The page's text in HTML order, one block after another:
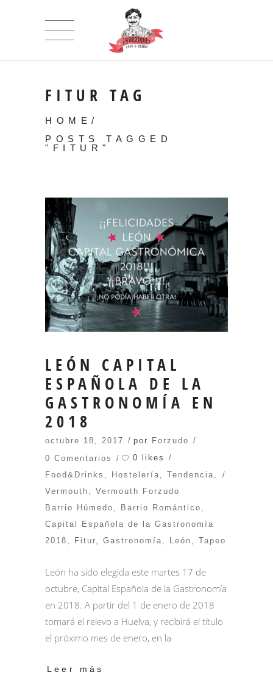
FITUR TAG
HOME /
POSTS TAGGED
"FITUR"
LEÓN CAPITAL
ESPAÑOLA DE LA
GASTRONOMÍA EN
2018
octubre 18, 2017 por
Forzudo
0 Comentarios
0 likes
Food&Drinks , Hostelería, Tendencia,
Vermouth , Vermouth Forzudo
Barrio Húmedo , Barrio Romántico ,
Capital Española de la Gastronomía
2018 , Fitur, Gastronomía, León , Tapeo
León ha sido elegida este martes 17 de
octubre, Capital Española de la Gastronomía
en 2018. A partir del 1 de enero de 2018
tomará el relevo a Huelva, y recibirá el título
el próximo mes de enero, en la
Leer más